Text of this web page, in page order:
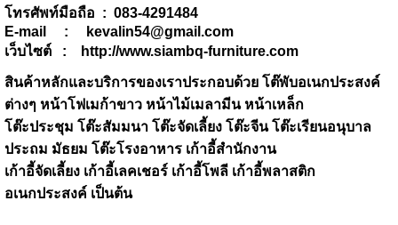
โทรศัพท์มือถือ : 083-4291484
E-mail : kevalin54@gmail.com
เว็บไซต์ : http://www.siambq-furniture.com
สินค้าหลักและบริการของเราประกอบด้วย โต๊พับอเนกประสงค์
ต่างๆ หน้าโฟเมก้าขาว หน้าไม้เมลามีน หน้าเหล็ก
โต๊ะประชุม โต๊ะสัมมนา โต๊ะจัดเลี้ยง โต๊ะจีน โต๊ะเรียนอนุบาล
ประถม มัธยม โต๊ะโรงอาหาร เก้าอี้สำนักงาน
เก้าอี้จัดเลี้ยง เก้าอี้เลคเชอร์ เก้าอี้โพลี เก้าอี้พลาสติก
อเนกประสงค์ เป็นต้น